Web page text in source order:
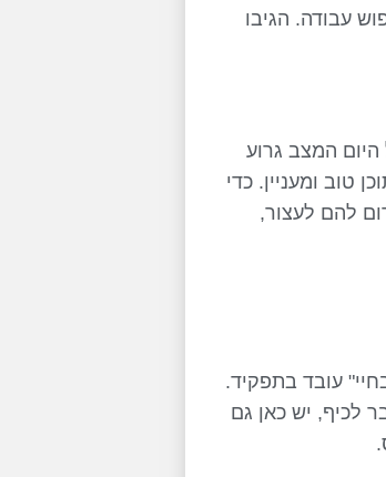
עבודה. הגיבו
המצב גרוע
טוב ומעניין. כדי
להם לעצור,
עובד בתפקיד.
לכיף, יש כאן גם